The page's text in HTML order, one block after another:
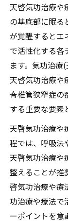
と天啓気
醒の実践
気功
ー覚
天啓
ごと
での
遠隔
療や
な進
実践
する
天啓気功治療や
の基底部に眠る
が覚醒するとエ
で活性化する各
ます。気功治
天啓気功治療や
脊椎管狭窄症の
する重要な要素
天啓気功治療や
程では、呼吸法
天啓気功治療や
整えることが推
啓気功治療や療
功治療や療法で
ーポイントを意